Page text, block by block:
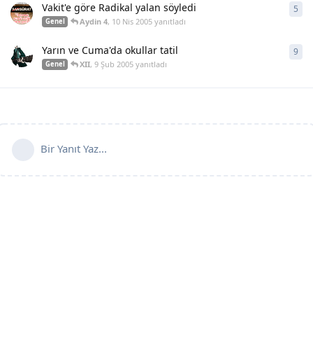
Vakit'e göre Radikal yalan söyledi
Genel Aydin 4, 10 Nis 2005 yanıtladı
5
Yarın ve Cuma'da okullar tatil
Genel XII,9 Şub 2005 yanıtladı
9
Bir Yanıt Yaz...